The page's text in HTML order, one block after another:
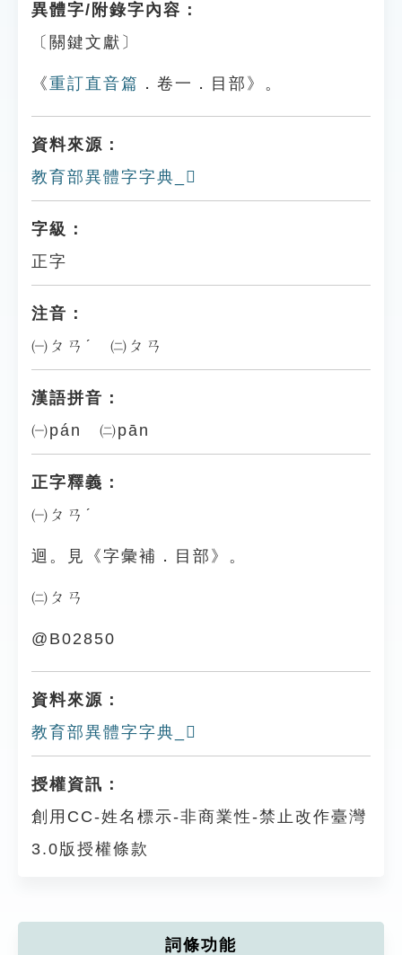
異體字/附錄字內容：
〔關鍵文獻〕
《重訂直音篇 ．卷一．目部》。
資料來源：
教育部異體字字典_𥉟
字級：
正字
注音：
㈠ㄆㄢˊ ㈡ㄆㄢ
漢語拼音：
㈠pán ㈡pān
正字釋義：
㈠ㄆㄢˊ
迴。見《字彙補．目部》。
㈡ㄆㄢ
@B02850
資料來源：
教育部異體字字典_𥉟
授權資訊：
創用CC-姓名標示-非商業性-禁止改作臺灣
3.0版授權條款
詞條功能